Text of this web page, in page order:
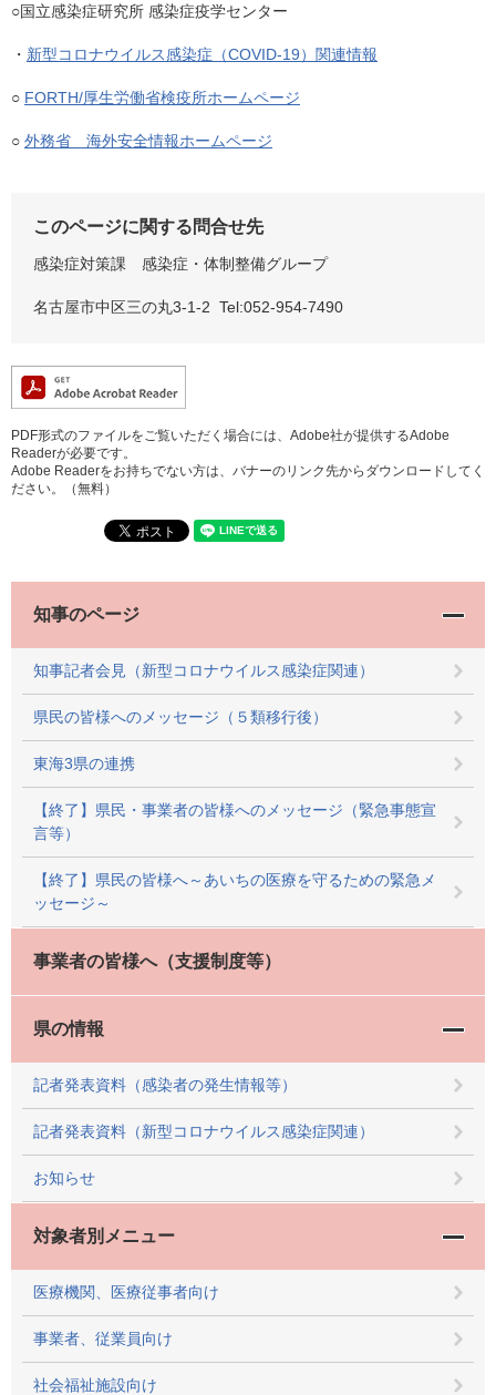
○国立感染症研究所 感染症疫学センター
・ 新型コロナウイルス感染症（COVID-19）関連情報
○ FORTH/厚生労働省検疫所ホームページ
○ 外務省 海外安全情報ホームページ
このページに関する問合せ先
感染症対策課 感染症・体制整備グループ
名古屋市中区三の丸3-1-2 Tel:052-954-7490
PDF形式のファイルをご覧いただく場合には、Adobe社が提供するAdobe
Readerが必要です。
Adobe Readerをお持ちでない方は、バナーのリンク先からダウンロードしてく
ださい。（無料）
知事のページ
知事記者会見（新型コロナウイルス感染症関連）
県民の皆様へのメッセージ（５類移行後）
東海3県の連携
【終了】県民・事業者の皆様へのメッセージ（緊急事態宣
言等）
【終了】県民の皆様へ～あいちの医療を守るための緊急メ
ッセージ～
事業者の皆様へ（支援制度等）
県の情報
記者発表資料（感染者の発生情報等）
記者発表資料（新型コロナウイルス感染症関連）
お知らせ
対象者別メニュー
医療機関、医療従事者向け
事業者、従業員向け
社会福祉施設向け